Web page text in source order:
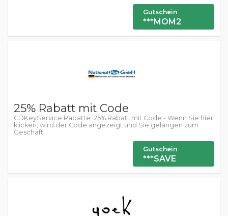
Gutschein
***MOM2
25% Rabatt mit Code
CDKeyService Rabatte: 25% Rabatt mit Code - Wenn Sie hier
klicken, wird der Code angezeigt und Sie gelangen zum
Geschäft.
Gutschein
***SAVE